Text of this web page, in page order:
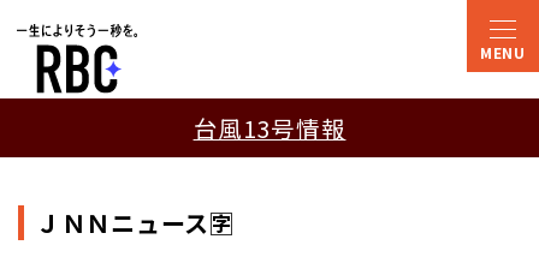
台風13号情報
ＪＮＮニュース🈑